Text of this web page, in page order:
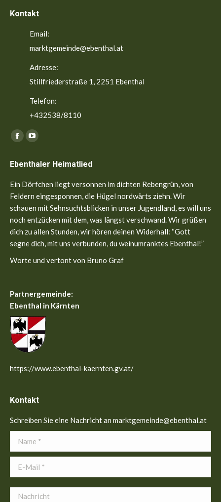
Kontakt
Email:
marktgemeinde@ebenthal.at
Adresse:
Stillfriederstraße 1, 2251 Ebenthal
Telefon:
+432538/8110
Finden Sie uns auf:
Facebook
opens
in
new
window
YouTube
opens
in
new
window
Ebenthaler Heimatlied
Ein Dörfchen liegt versonnen im dichten Rebengrün, von
Feldern eingesponnen, die Hügel nordwärts ziehn. Wir
schauen mit Sehnsuchtsblicken in unser Jugendland, es will uns
noch entzücken mit dem, was längst verschwand. Wir grüßen
dich zu allen Stunden, wir hören deinen Widerhall: “Gott
segne dich, mit uns verbunden, du weinumranktes Ebenthal!”
Worte und vertont von Bruno Graf
Partnergemeinde:
Ebenthal in Kärnten
https://www.ebenthal-kaernten.gv.at/
Kontakt
Schreiben Sie eine Nachricht an marktgemeinde@ebenthal.at
Name *
E-Mail *
Nachricht